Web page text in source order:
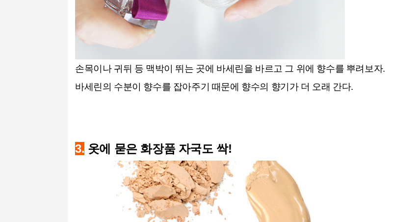
손목이나 귀뒤 등 맥박이 뛰는 곳에 바세린을 바르고 그 위에 향수를 뿌려보자.
바세린의 수분이 향수를 잡아주기 때문에 향수의 향기가 더 오래 간다.
3. 옷에 묻은 화장품 자국도 싹!